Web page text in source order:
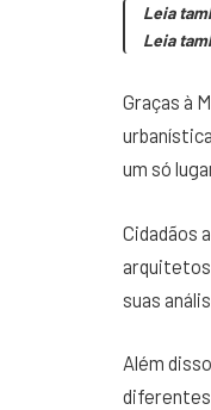
Leia
Leia
Graças à
um só
Cidadãos
suas
Além
diferentes